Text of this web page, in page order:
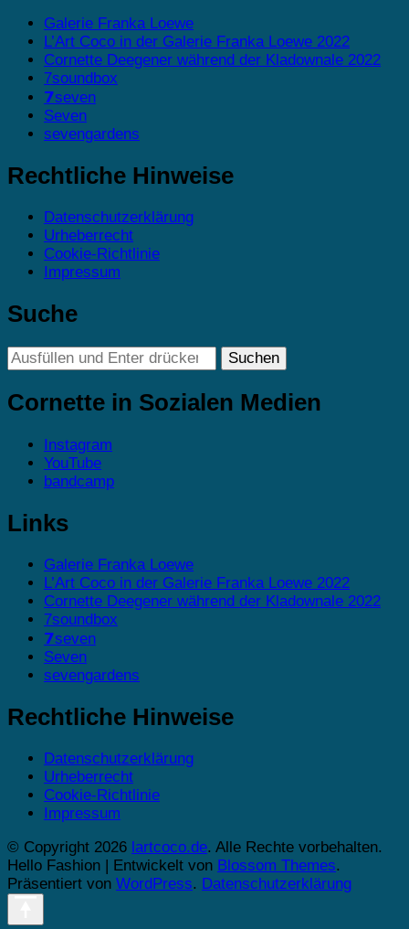
Galerie Franka Loewe
L’Art Coco in der Galerie Franka Loewe 2022
Cornette Deegener während der Kladownale 2022
7soundbox
𝟳seven
Seven
sevengardens
Rechtliche Hinweise
Datenschutzerklärung
Urheberrecht
Cookie-Richtlinie
Impressum
Suche
Suchst
du
nach
etwas?
Cornette in Sozialen Medien
Instagram
YouTube
bandcamp
Links
Galerie Franka Loewe
L’Art Coco in der Galerie Franka Loewe 2022
Cornette Deegener während der Kladownale 2022
7soundbox
𝟳seven
Seven
sevengardens
Rechtliche Hinweise
Datenschutzerklärung
Urheberrecht
Cookie-Richtlinie
Impressum
© Copyright 2026 lartcoco.de. Alle Rechte vorbehalten.
Hello Fashion | Entwickelt von Blossom Themes.
Präsentiert von WordPress. Datenschutzerklärung